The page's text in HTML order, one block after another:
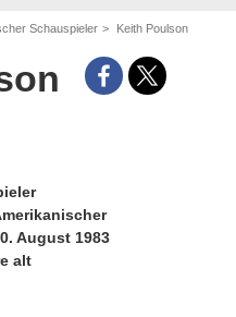
Schauspieler Keith Poulson
August 1983
alt